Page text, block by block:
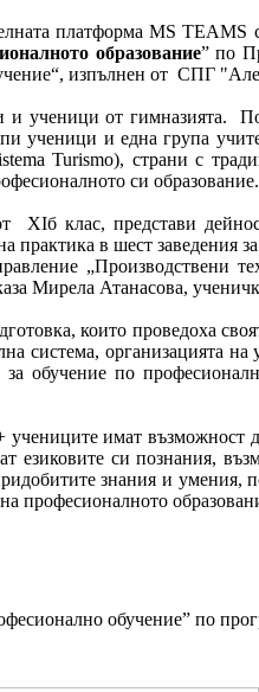
платформа MS
образование” по
изпълнен от СПГ
и ученици от гимназията.
ученици и една група
Turismo), страни с
си образование.
клас, представи
практика в шест заведения
Мирела Атанасова,
които проведоха
система,
обучение по
имат
езиковите си познания,
знания и
професионалното
обучение” по